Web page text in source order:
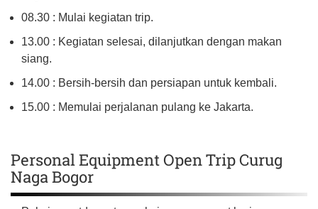
08.30 : Mulai kegiatan trip.
13.00 : Kegiatan selesai, dilanjutkan dengan makan
siang.
14.00 : Bersih-bersih dan persiapan untuk kembali.
15.00 : Memulai perjalanan pulang ke Jakarta.
Personal Equipment Open Trip Curug
Naga Bogor